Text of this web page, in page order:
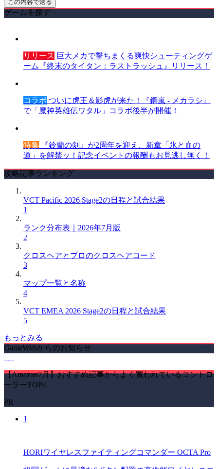
ゲームを探す
リリース 巨大メカで撃ちまくる爽快シューティングゲ
ーム『終末のタイタン：ラストラッシュ』リリース！
コラボ ついに虎王＆影虎が来た！『鋼嵐 - メカラシ』
で「魔神英雄伝ワタル」コラボ後半が開催！
特集 『鈴蘭の剣』が2周年を迎え、新章「氷と血の
道」を解禁ッ！記念イベントの報酬もお見逃し無く！
攻略記事ランキング
VCT Pacific 2026 Stage2の日程と試合結果
1
ランク分布表｜2026年7月版
2
クロスヘアとプロのクロスヘアコード
3
マップ一覧と名称
4
VCT EMEA 2026 Stage2の日程と試合結果
5
もっとみる
GameWithからのお知らせ
【Amazon7月】おすすめ記事からよく買われているコントロ
ーラーTOP4
PR
1
HORIワイヤレスファイティングコマンダー OCTA Pro